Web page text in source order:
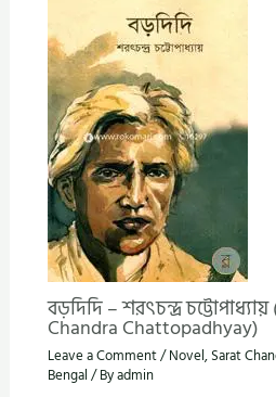
বড়দিদি – শরৎচন্দ্র
Chandra Chattopadhyay)
Leave a Comment/Novel, Sarat
Bengal / Byadmin